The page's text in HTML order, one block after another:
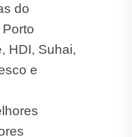
do
HDI, Suhai,
e